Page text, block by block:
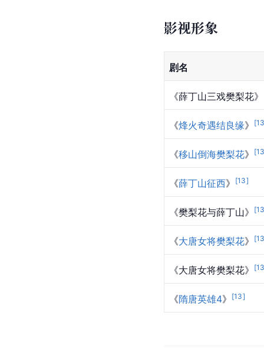
影视形象
剧名
《薛丁山三戏樊梨花》
《烽火奇遇结良缘》 [
《移山倒海樊梨花》 [
《薛丁山征西》 [13]
《樊梨花与薛丁山》 [
《大唐女将樊梨花》 [
《大唐女将樊梨花》 [
《隋唐英雄4》 [13]